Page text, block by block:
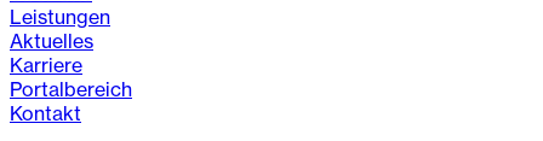
Leistungen
Aktuelles
Karriere
Portalbereich
Kontakt